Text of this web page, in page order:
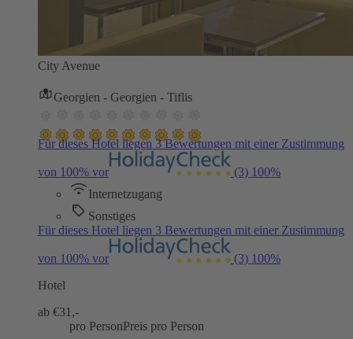
City Avenue
Georgien - Georgien - Tiflis
Für dieses Hotel liegen 3 Bewertungen mit einer Zustimmung
von 100% vor (3) 100%
Internetzugang
Sonstiges
Für dieses Hotel liegen 3 Bewertungen mit einer Zustimmung
von 100% vor (3) 100%
Hotel
ab €31,-
pro PersonPreis pro Person